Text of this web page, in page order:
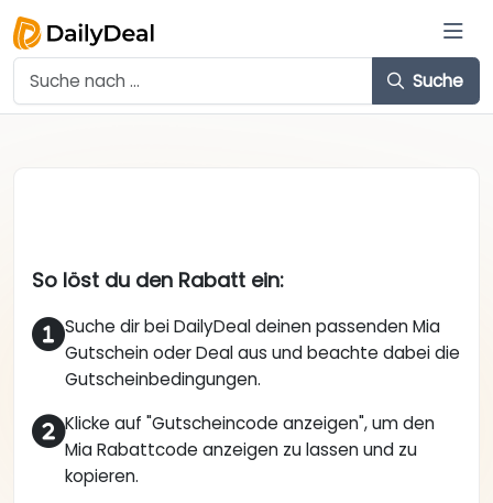
Suche
So löst du den Rabatt ein:
Suche dir bei DailyDeal deinen passenden Mia
Gutschein oder Deal aus und beachte dabei die
Gutscheinbedingungen.
Klicke auf "Gutscheincode anzeigen", um den
Mia Rabattcode anzeigen zu lassen und zu
kopieren.